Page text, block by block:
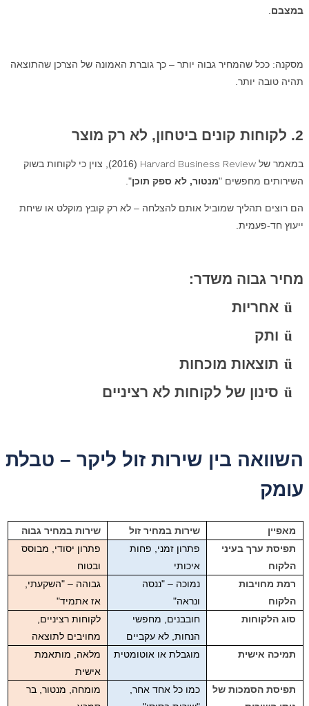
במצבם
מסקנה: ככל שהמחיר גבוה יותר – כך גוברת האמונה של הצרכן שהתוצאה
תהיה טובה יותר
2. לקוחות קונים ביטחון, לא רק מוצר
במאמר של Harvard Business Review
(2016), צוין כי לקוחות בשוק
השירותים מחפשים "מנטור, לא ספק תוכן".
הם רוצים תהליך שמוביל אותם להצלחה – לא רק קובץ מוקלט או שיחת
ייעוץ חד-פעמית.
מחיר גבוה משדר:
ü אחריות
ü ותק
ü תוצאות מוכחות
ü סינון של לקוחות לא רציניים
השוואה בין שירות זול ליקר – טבלת
עומק
מאפיין שירות במחיר זול
שירות במחיר גבוה
תפיסת ערך בעיני
הלקוח
פתרון זמני, פחות
איכותי
פתרון יסודי, מבוסס
ובטוח
רמת מחויבות
הלקוח
נמוכה – "ננסה
ונראה"
גבוהה – "השקעתי,
אז אתמיד"
סוג הלקוחות
חובבנים, מחפשי
הנחות, לא עקביים
לקוחות רציניים,
מחויבים לתוצאה
תמיכה אישית
מוגבלת או אוטומטית
מלאה, מותאמת
אישית
תפיסת הסמכות של
כמו כל אחד אחר,
מומחה, מנטור, בר